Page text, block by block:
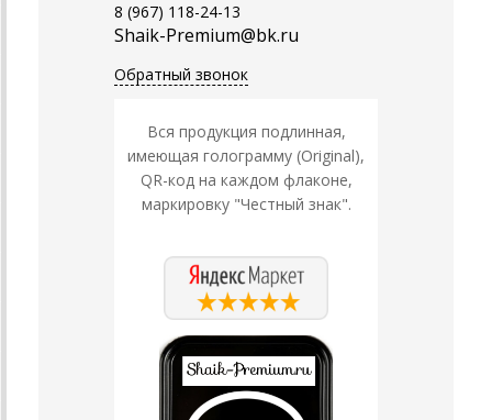
8 (967) 118-24-13
Shaik-Premium@bk.ru
Обратный звонок
Вся продукция подлинная,
имеющая голограмму (Original),
QR-код на каждом флаконе,
маркировку "Честный знак".